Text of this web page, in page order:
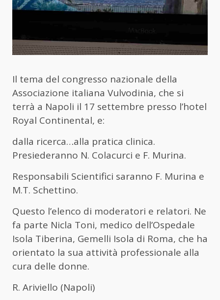
Il tema del congresso nazionale della
Associazione italiana Vulvodinia, che si
terrà a Napoli il 17 settembre presso l’hotel
Royal Continental, e:
dalla ricerca…alla pratica clinica.
Presiederanno N. Colacurci e F. Murina.
Responsabili Scientifici saranno F. Murina e
M.T. Schettino.
Questo l’elenco di moderatori e relatori. Ne
fa parte Nicla Toni, medico dell’Ospedale
Isola Tiberina, Gemelli Isola di Roma, che ha
orientato la sua attività professionale alla
cura delle donne.
R. Ariviello (Napoli)